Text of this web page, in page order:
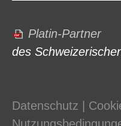
Platin-Partner
des
Datenschutz